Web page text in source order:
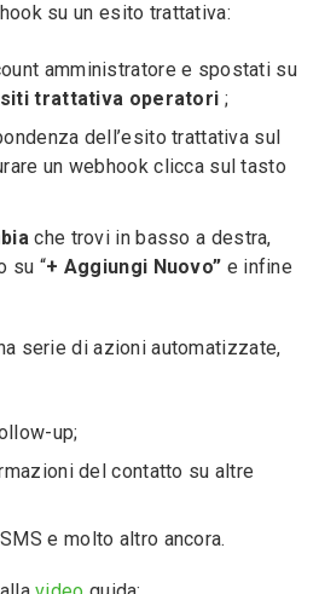
su un esito trattativa:
amministratore e spostati su
trattativa operatori ;
dell’esito trattativa sul
un webhook clicca sul tasto
che trovi in basso a destra,
su “+ Aggiungi Nuovo” e infine
serie di azioni automatizzate,
up;
del contatto su altre
e molto altro ancora.